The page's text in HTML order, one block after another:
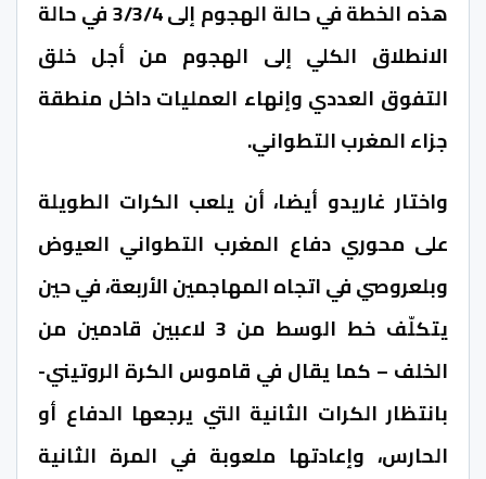
هذه الخطة في حالة الهجوم إلى 3/3/4 في حالة
الانطلاق الكلي إلى الهجوم من أجل خلق
التفوق العددي وإنهاء العمليات داخل منطقة
جزاء المغرب التطواني.
واختار غاريدو أيضا، أن يلعب الكرات الطويلة
على محوري دفاع المغرب التطواني العيوض
وبلعروصي في اتجاه المهاجمين الأربعة، في حين
يتكلّف خط الوسط من 3 لاعبين قادمين من
الخلف – كما يقال في قاموس الكرة الروتيني-
بانتظار الكرات الثانية التي يرجعها الدفاع أو
الحارس، وإعادتها ملعوبة في المرة الثانية